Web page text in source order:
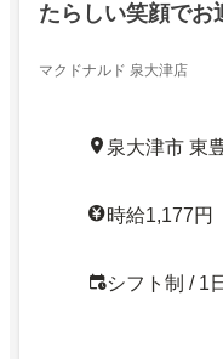
たらしい笑顔でお
マクドナルド 泉大津店
泉大津市 東
時給1,177円
シフト制 / 1